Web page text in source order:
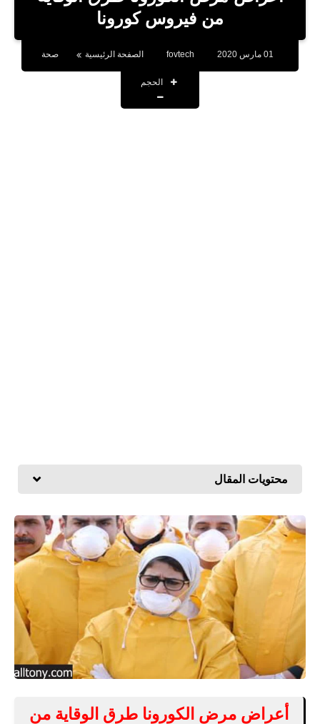
بلوجر
من فيروس كورونا
fovtech الصفحة الرئيسية صحة
الحجم
محتويات المقال
أعراض مرض الكورونا طرق الوقاية من